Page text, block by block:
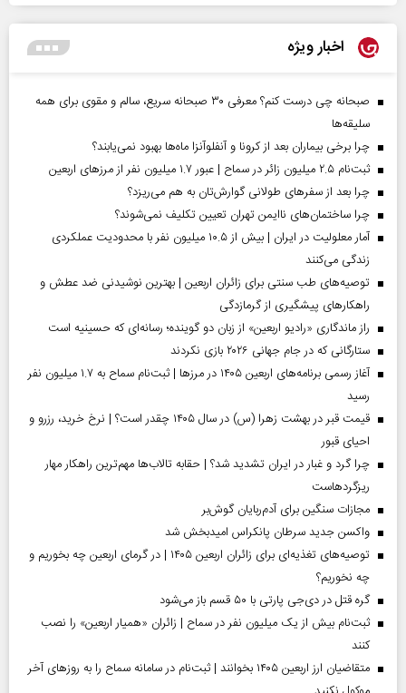
اخبار ویژه
صبحانه چی درست کنم؟ معرفی ۳۰ صبحانه سریع، سالم و مقوی برای همه
سلیقه‌ها
چرا برخی بیماران بعد از کرونا و آنفلوآنزا ماه‌ها بهبود نمی‌یابند؟
ثبت‌نام ۲.۵ میلیون زائر در سماح | عبور ۱.۷ میلیون نفر از مرز‌های اربعین
چرا بعد از سفرهای طولانی گوارش‌تان به هم می‌ریزد؟
چرا ساختمان‌های ناایمن تهران تعیین تکلیف نمی‌شوند؟
آمار معلولیت در ایران | بیش از ۱۰.۵ میلیون نفر با محدودیت عملکردی
زندگی می‌کنند
توصیه‌های طب سنتی برای زائران اربعین | بهترین نوشیدنی ضد عطش و
راهکارهای پیشگیری از گرمازدگی
راز ماندگاری «رادیو اربعین» از زبان دو گوینده؛ رسانه‌ای که حسینیه است
ستارگانی که در جام جهانی ۲۰۲۶ بازی نکردند
آغاز رسمی برنامه‌های اربعین ۱۴۰۵ در مرز‌ها | ثبت‌نام سماح به ۱.۷ میلیون نفر
رسید
قیمت قبر در بهشت زهرا (س) در سال ۱۴۰۵ چقدر است؟ | نرخ خرید، رزرو و
احیای قبور
چرا گرد و غبار در ایران تشدید شد؟ | حقابه تالاب‌ها مهم‌ترین راهکار مهار
ریزگردهاست
مجازات سنگین برای آدم‌ربایان گوش‌بر
واکسن جدید سرطان پانکراس امیدبخش شد
توصیه‌های تغذیه‌ای برای زائران اربعین ۱۴۰۵ | در گرمای اربعین چه بخوریم و
چه نخوریم؟
گره قتل در دی‌جی پارتی با ۵۰ قسم باز می‌شود
ثبت‌نام بیش از یک میلیون نفر در سماح | زائران «همیار اربعین» را نصب
کنند
متقاضیان ارز اربعین ۱۴۰۵ بخوانند | ثبت‌نام در سامانه سماح را به روز‌های آخر